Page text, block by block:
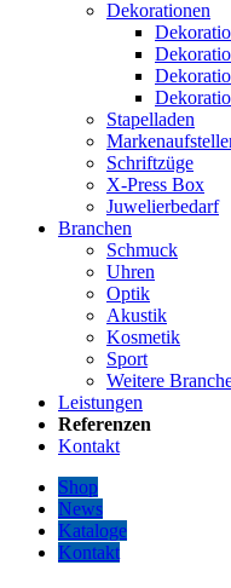
Dekorationen
Stapelladen
Schriftzüge
X-Press Box
Juwelierbedarf
Branchen
Schmuck
Uhren
Optik
Akustik
Kosmetik
Sport
Weitere
Leistungen
Referenzen
Kontakt
Shop
News
Kataloge
Kontakt